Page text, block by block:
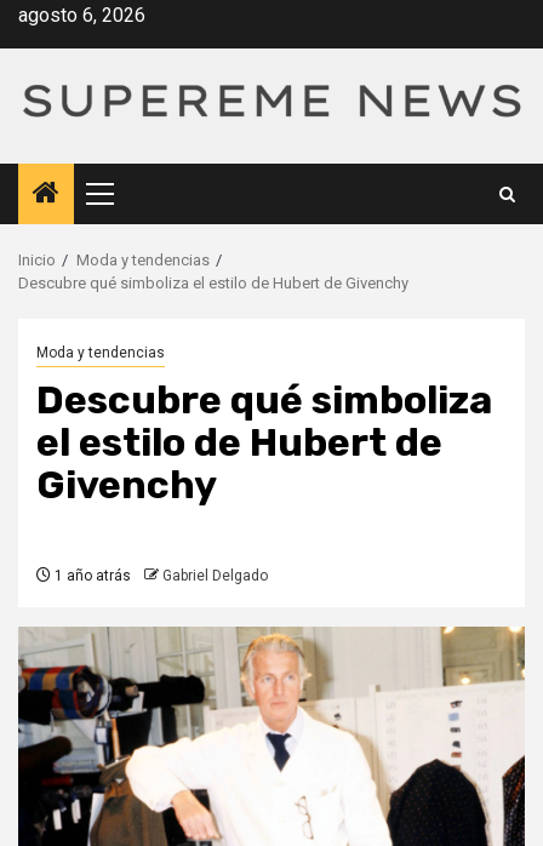
Saltar
agosto 6, 2026
Menú
principal
Inicio
Moda y tendencias
Descubre qué simboliza el estilo de Hubert de Givenchy
Moda y tendencias
Descubre qué simboliza
el estilo de Hubert de
Givenchy
1 año atrás Gabriel Delgado